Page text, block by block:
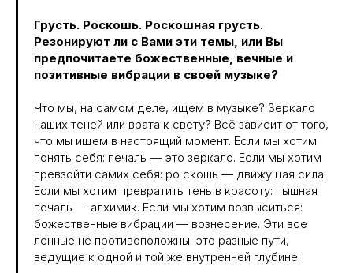
Грусть. Роскошь. Роскошная грусть.
Резонируют ли с Вами эти темы, или Вы
предпочитаете божественные, вечные и
позитивные вибрации в своей музыке?
Что мы, на самом деле, ищем в музыке? Зеркало
наших теней или врата к свету? Всё зависит от того,
что мы ищем в настоящий момент. Если мы хотим
понять себя: печаль — это зеркало. Если мы хотим
превзойти самих себя: ро скошь — движущая сила.
Если мы хотим превратить тень в красоту: пышная
печаль — алхимик. Если мы хотим возвыситься:
божественные вибрации — вознесение. Эти все
ленные не противоположны: это разные пути,
ведущие к одной и той же внутренней глубине.